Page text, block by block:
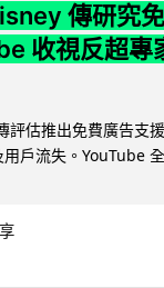
傳研究
收視反超專
估推出免費廣告支
戶流失。YouTube